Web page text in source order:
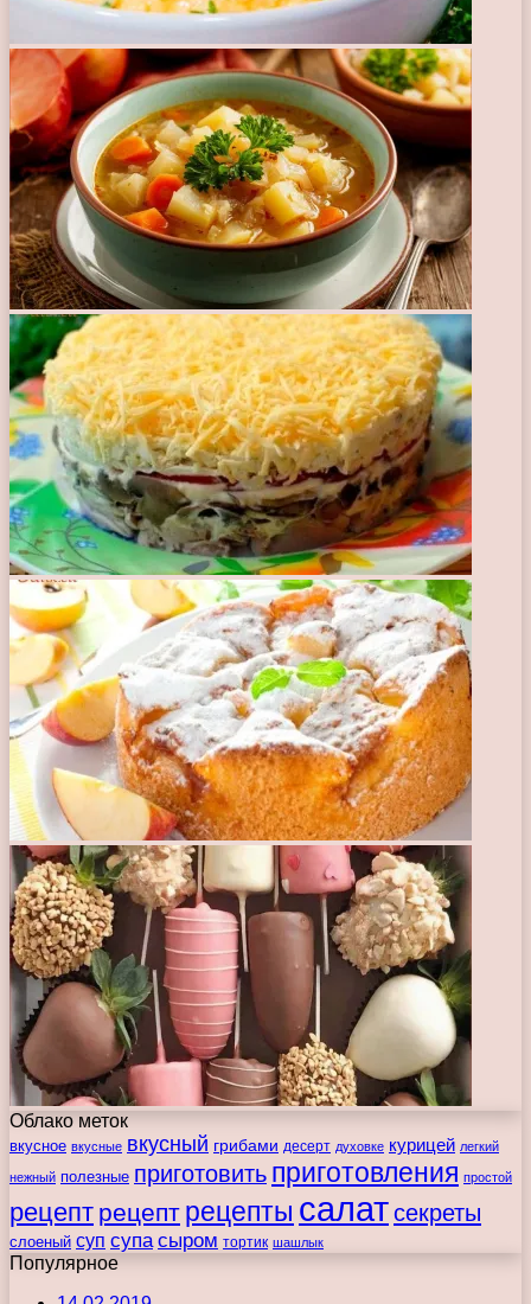
Облако меток
вкусное вкусные вкусный грибами десерт духовке курицей легкий
нежный полезные приготовить приготовления простой
рецепт рецепт рецепты салатсекреты
слоеный суп супа сыром тортик шашлык
Популярное